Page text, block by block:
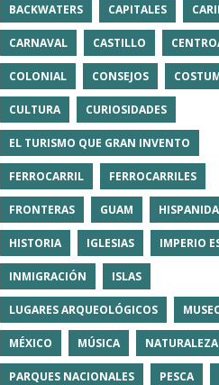
BACKWATERS CAPITALES
CARNAVAL CASTILLO
COLONIAL CONSEJOS
CULTURA CURIOSIDADES
EL TURISMO QUE GRAN INVENTO
FERROCARRIL FERROCARRILES
FRONTERAS GUAM
HISTORIA IGLESIAS IMPERIO
INMIGRACIÓN ISLAS
LUGARES ARQUEOLÓGICOS
MÉXICO MÚSICA NATURALEZA
PARQUES NACIONALES PESCA